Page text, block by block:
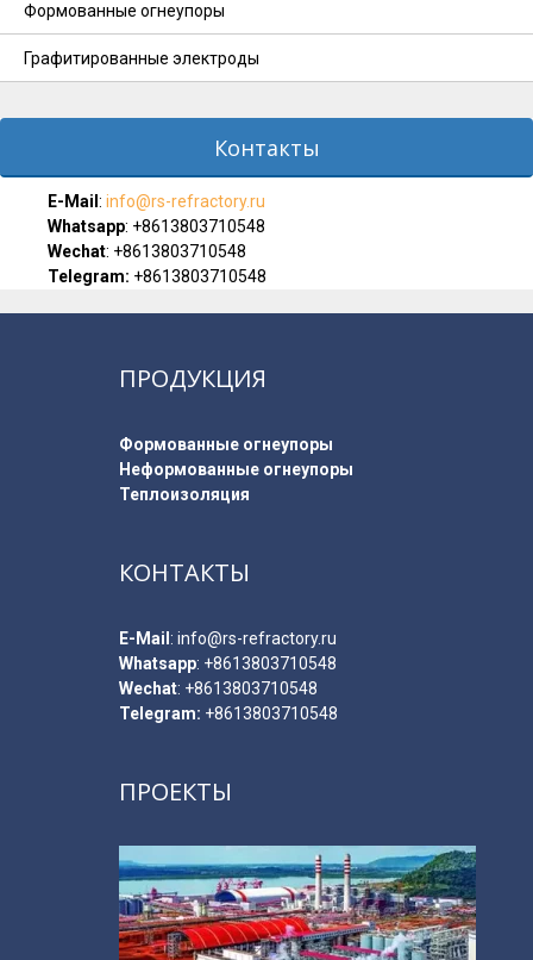
Формованные огнеупоры
Графитированные электроды
Контакты
E-Мail : info@rs-refractory.ru
Whatsapp: +8613803710548
Wechat: +8613803710548
Telegram: +8613803710548
ПРОДУКЦИЯ
Формованные огнеупоры
Неформованные огнеупоры
Теплоизоляция
КОНТАКТЫ
E-Мail : info@rs-refractory.ru
Whatsapp: +8613803710548
Wechat: +8613803710548
Telegram: +8613803710548
ПРОЕКТЫ